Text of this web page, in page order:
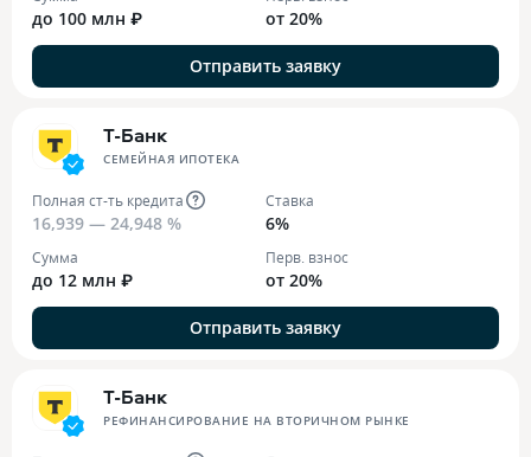
до 100 млн ₽ от 20%
Отправить заявку
Т-Банк
СЕМЕЙНАЯ ИПОТЕКА
Полная ст-ть кредита
16,939 — 24,948 %
Ставка
6%
Сумма
до 12 млн ₽
Перв. взнос
от 20%
Отправить заявку
Т-Банк
РЕФИНАНСИРОВАНИЕ НА ВТОРИЧНОМ РЫНКЕ